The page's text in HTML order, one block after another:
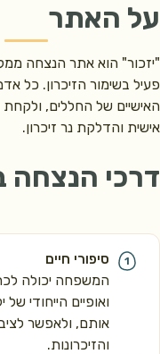
על האתר
"יזכור" הוא אתר הנצחה
פעיל בשימור הזיכרון. כל
האישיים של החללים,
אישית והדלקת נר זיכרון.
דרכי הנצחה
סיפורי חיים
המשפחה יכולה
ואופיים הייחודי
אותם, ולאפשר
והזיכרונות.